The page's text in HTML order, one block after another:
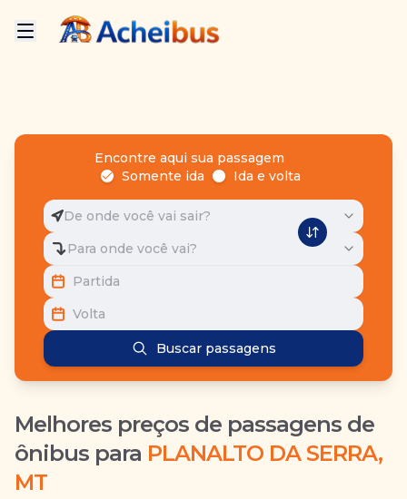
Encontre aqui sua passagem
Somente ida
Ida e volta
De onde você vai sair?
Para onde você vai?
Partida
Volta
Buscar passagens
Melhores preços de passagens de
ônibus para PLANALTO DA SERRA,
MT